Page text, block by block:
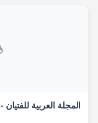
المجلة العربية للفتيان -